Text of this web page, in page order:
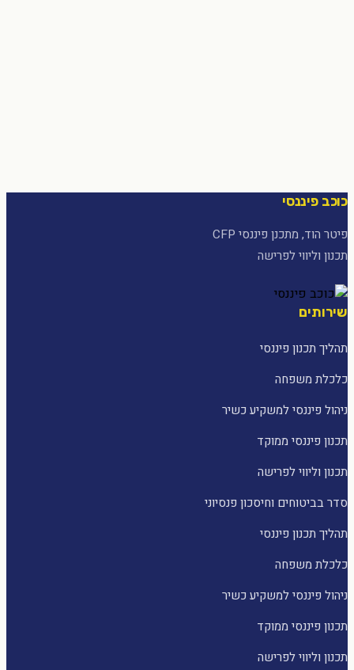
כוכב פיננסי
פיטר הוד, מתכנן פיננסי CFP
תכנון וליווי לפרישה
שירותים
תהליך תכנון פיננסי
כלכלת משפחה
ניהול פיננסי למשקיע כשיר
תכנון פיננסי ממוקד
תכנון וליווי לפרישה
סדר בביטוחים וחיסכון פנסיוני
תהליך תכנון פיננסי
כלכלת משפחה
ניהול פיננסי למשקיע כשיר
תכנון פיננסי ממוקד
תכנון וליווי לפרישה